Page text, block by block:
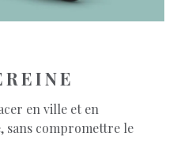
en ville et en
sans compromettre le